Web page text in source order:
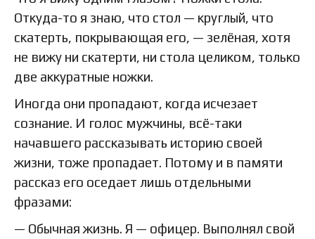
Откуда-то я знаю, что стол — круглый, что
скатерть, покрывающая его, — зелёная, хотя
не вижу ни скатерти, ни стола целиком, только
две аккуратные ножки.
Иногда они пропадают, когда исчезает
сознание. И голос мужчины, всё-таки
начавшего рассказывать историю своей
жизни, тоже пропадает. Потому и в памяти
рассказ его оседает лишь отдельными
фразами:
— Обычная жизнь. Я — офицер. Выполнял свой